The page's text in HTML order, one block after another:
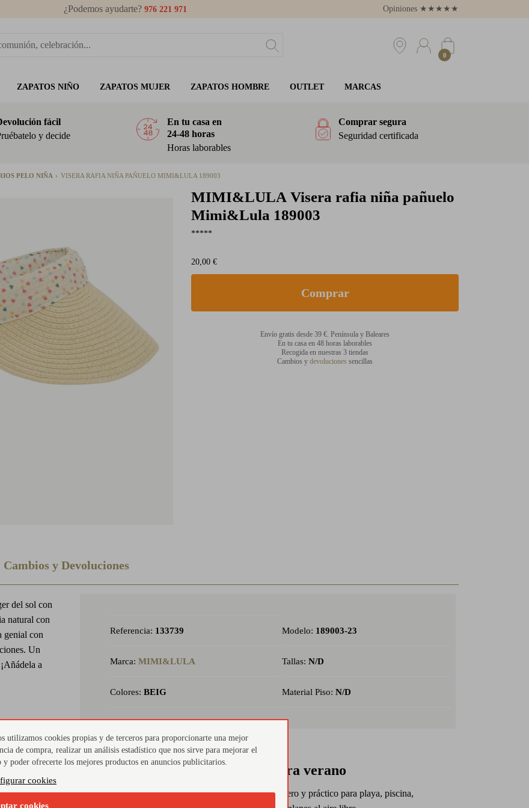
¿Podemos ayudarte? 976 221 971 Opiniones ★ ★ ★ ★ ★
0
ZAPATOS NIÑO ZAPATOS MUJER ZAPATOS HOMBRE OUTLET MARCAS
fácil
y decide
En tu casa en
24-48 horas
Horas laborables
Comprar segura
Seguridad certificada
PELO NIÑA VISERA RAFIA NIÑA PAÑUELO MIMI&LULA 189003
MIMI&LULA Visera rafia niña pañuelo
Mimi&Lula 189003
*****
20,00 €
Envío gratis desde 39 €. Península y Baleares
En tu casa en 48 horas laborables
Recogida en nuestras 3 tiendas
Cambios y devoluciones sencillas
Cambios y Devoluciones
Referencia: 133739 Modelo: 189003-23
Marca: MIMI&LULA Tallas: N/D
Colores: BEIG Material Piso: N/D
del sol con
natural con
genial con
Un
a
Pañuelo estampado
Banda de tejido con pequeños motivos multicolor y
Ideal para verano
Accesorio ligero y práctico para playa, piscina,
utilizamos cookies propias y de terceros para proporcionarte una mejor
de compra, realizar un análisis estadístico que nos sirve para mejorar el
y poder ofrecerte los mejores productos en anuncios publicitarios.
cookies
cookies